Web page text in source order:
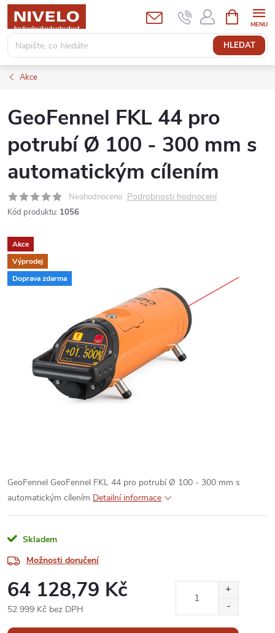
Přejít
obsah
HLEDAT
NÁKUPNÍ
KOŠÍK
Akce
GeoFennel FKL 44 pro
potrubí Ø 100 - 300 mm s
automatickým cílením
Neohodnoceno Podrobnosti hodnocení
Kód produktu: 1056
Akce
Výprodej
Doprava zdarma
GeoFennel GeoFennel FKL 44 pro potrubí Ø 100 - 300 mm s
automatickým cílením Detailní informace
Skladem
Možnosti doručení
64 128,79 Kč
52 999 Kč bez DPH